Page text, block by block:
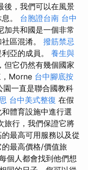
後，我們可以在風景
。 台胞證台南 台中
加共和國是一個非常
區混淆。 撥筋禁忌
亞的成員。 養生與
但它仍然有幾個國家
Morne 台中腳底按
園一直是聯合國教科
台中美式整復 在假
體育設施中進行選
旅行，我們保證它將
最高可用服務以及從
最高價格/價值旅
個人都會找到他們想